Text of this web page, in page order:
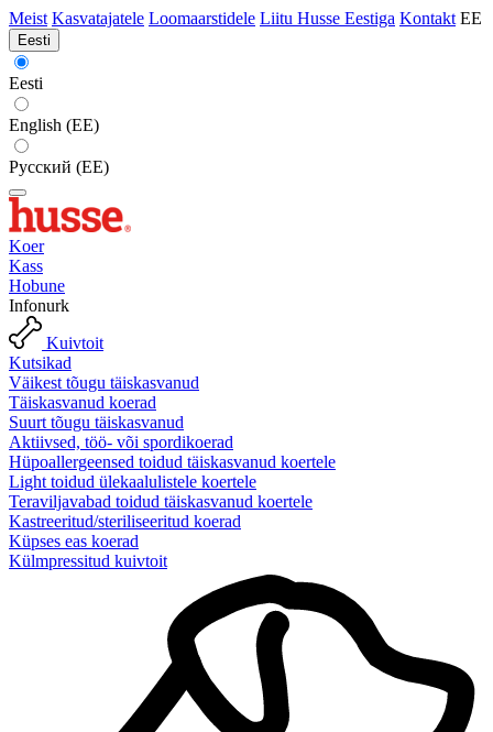
Meist Kasvatajatele Loomaarstidele Liitu Husse Eestiga Kontakt EE
Eesti
Eesti
English (EE)
Русский (EE)
Koer
Kass
Hobune
Infonurk
Kuivtoit
Kutsikad
Väikest tõugu täiskasvanud
Täiskasvanud koerad
Suurt tõugu täiskasvanud
Aktiivsed, töö- või spordikoerad
Hüpoallergeensed toidud täiskasvanud koertele
Light toidud ülekaalulistele koertele
Teraviljavabad toidud täiskasvanud koertele
Kastreeritud/steriliseeritud koerad
Küpses eas koerad
Külmpressitud kuivtoit